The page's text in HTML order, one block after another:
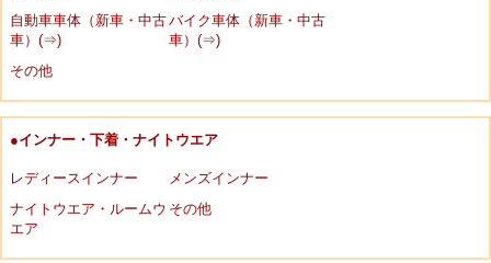
自動車車体（新車・中古
車）(⇒)
バイク車体（新車・中古
車）(⇒)
その他
●インナー・下着・ナイトウエア
レディースインナー
メンズインナー
ナイトウエア・ルームウ
エア
その他